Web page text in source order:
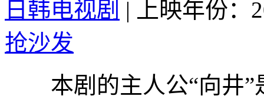
日韩电视剧 |
上映年份：
抢沙发
本剧的主人公“向井”